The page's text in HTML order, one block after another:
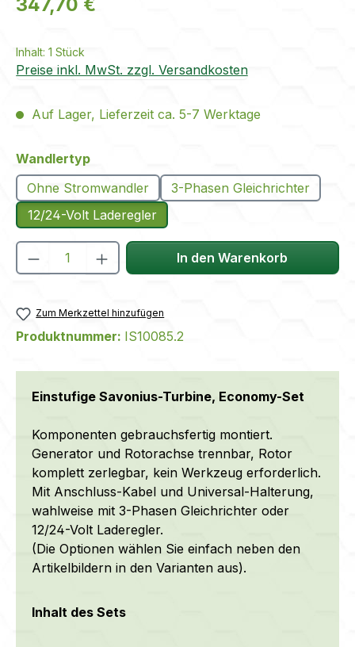
Inhalt: 1 Stück
Preise inkl. MwSt. zzgl. Versandkosten
Auf Lager, Lieferzeit ca. 5-7 Werktage
Wandlertypauswählen
Ohne Stromwandler
3-Phasen Gleichrichter
12/24-Volt Laderegler
Produkt Anzahl: Gib denIn den Warenkorb
Zum Merkzettel hinzufügen
Produktnummer: IS10085.2
Einstufige Savonius-Turbine, Economy-Set
Komponenten gebrauchsfertig montiert.
Generator und Rotorachse trennbar, Rotor
komplett zerlegbar, kein Werkzeug erforderlich.
Mit Anschluss-Kabel und Universal-Halterung,
wahlweise mit 3-Phasen Gleichrichter oder
12/24-Volt Laderegler.
(Die Optionen wählen Sie einfach neben den
Artikelbildern in den Varianten aus).
Inhalt des Sets